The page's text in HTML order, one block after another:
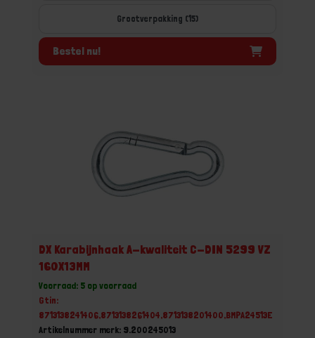
Grootverpakking (15)
Bestel nu!
DX Karabijnhaak A-kwaliteit C-DIN 5299 VZ
160X13MM
Voorraad: 5 op voorraad
Gtin:
8713138241406,8713138261404,8713138201400,BMPA24513E
Artikelnummer merk: 9.200245013